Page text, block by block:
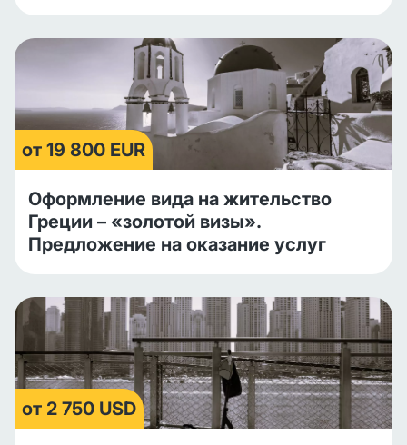
от 19 800 EUR
Оформление вида на жительство
Греции – «золотой визы».
Предложение на оказание услуг
от 2 750 USD